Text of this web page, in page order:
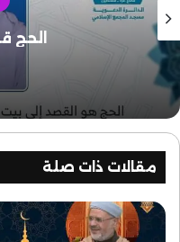
أ.د أحمد الريسوني
الريسوني
الحج
مقالات ذات صلة